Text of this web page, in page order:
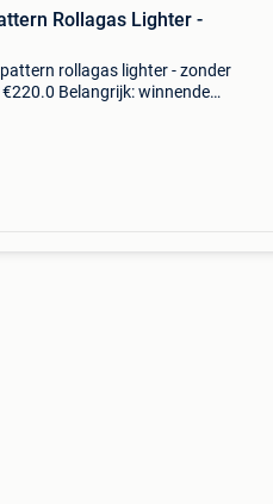
Rollagas Lighter -
rollagas lighter - zonder
Belangrijk: winnende